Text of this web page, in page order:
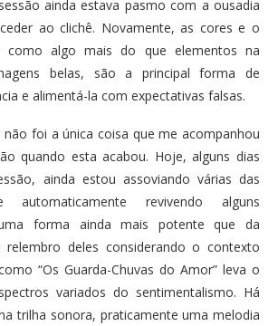
ainda estava pasmo com a ousadia
ao clichê. Novamente, as cores e o
como algo mais do que elementos na
belas, são a principal forma de
e alimentá-la com expectativas falsas.
não foi a única coisa que me acompanhou
quando esta acabou. Hoje, alguns dias
ainda estou assoviando várias das
revivendo alguns
forma ainda mais potente que da
relembro deles considerando o contexto
“Os Guarda-Chuvas do Amor” leva o
variados do sentimentalismo. Há
trilha sonora, praticamente uma melodia